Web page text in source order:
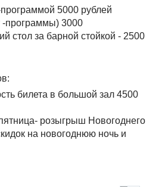
5000 рублей
программы) 3000
стол за барной стойкой - 2500
билета в большой зал 4500
розыгрыш Новогоднего
на новогоднюю ночь и